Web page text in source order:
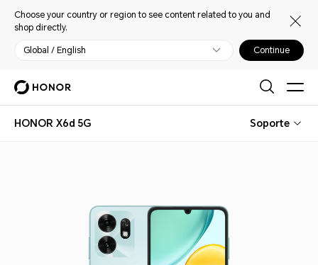
Choose your country or region to see content related to you and
shop directly.
Global / English Continue
HONOR X6d 5G Soporte